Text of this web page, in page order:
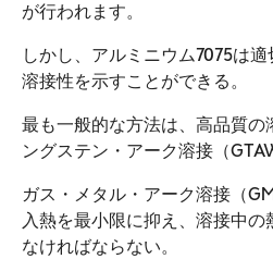
が行われます。
しかし、アルミニウム7075は
溶接性を示すことができる。
最も一般的な方法は、高品質の
ングステン・アーク溶接（
ガス・メタル・アーク溶接（
入熱を最小限に抑え、溶接中
なければならない。